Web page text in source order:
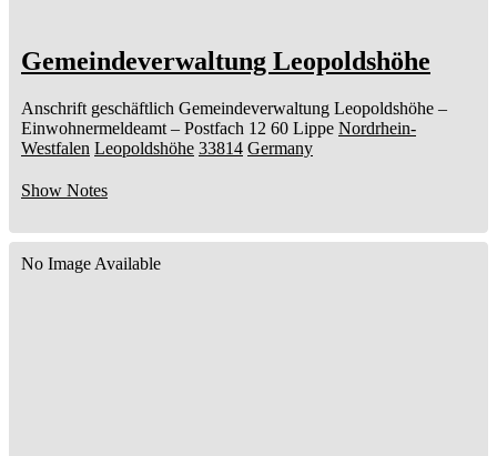
Gemeindeverwaltung Leopoldshöhe
Anschrift geschäftlich Gemeindeverwaltung Leopoldshöhe –
Einwohnermeldeamt – Postfach 12 60 Lippe Nordrhein-
Westfalen Leopoldshöhe 33814 Germany
Show Notes
No Image Available